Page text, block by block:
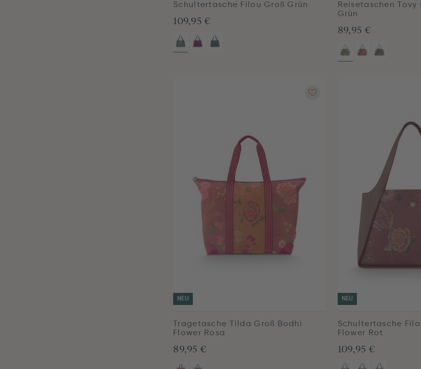
Schultertasche Filou Groß Grün
109,95 €
Reisetaschen
Grün
89,95 €
NEU
Tragetasche Tilda Groß Bodhi
Flower Rosa
89,95 €
NEU
Schultertasche
Flower Rot
109,95 €